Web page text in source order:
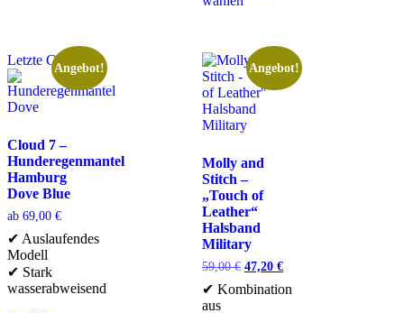
Letzte Chance
Angebot!
Cloud 7 –
Hunderegenmantel
Hamburg
Dove Blue
ab 69,00 €
✔ Auslaufendes
Modell
✔ Stark
wasserabweisend
Angebot!
Molly and
Stitch –
„Touch of
Leather“
Halsband
Military
59,00€ 47,20 €
✔ Kombination
aus